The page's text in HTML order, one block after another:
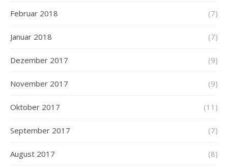
Februar 2018 (7)
Januar 2018 (7)
Dezember 2017 (9)
November 2017 (9)
Oktober 2017 (11)
September 2017 (7)
August 2017 (8)